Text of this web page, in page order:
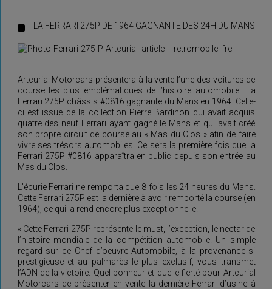
LA FERRARI 275P DE 1964 GAGNANTE DES 24H DU MANS
Artcurial Motorcars présentera à la vente l’une des voitures de
course les plus emblématiques de l’histoire automobile : la
Ferrari 275P châssis #0816 gagnante du Mans en 1964. Celle-
ci est issue de la collection Pierre Bardinon qui avait acquis
quatre des neuf Ferrari ayant gagné le Mans et qui avait créé
son propre circuit de course au « Mas du Clos » afin de faire
vivre ses trésors automobiles. Ce sera la première fois que la
Ferrari 275P #0816 apparaîtra en public depuis son entrée au
Mas du Clos.
L’écurie Ferrari ne remporta que 8 fois les 24 heures du Mans.
Cette Ferrari 275P est la dernière à avoir remporté la course (en
1964), ce qui la rend encore plus exceptionnelle.
« Cette Ferrari 275P représente le must, l’exception, le nectar de
l’histoire mondiale de la compétition automobile. Un simple
regard sur ce Chef d’oeuvre Automobile, à la provenance si
prestigieuse et au palmarès le plus exclusif, vous transmet
l’ADN de la victoire. Quel bonheur et quelle fierté pour Artcurial
Motorcars de présenter en vente la dernière Ferrari d’usine à